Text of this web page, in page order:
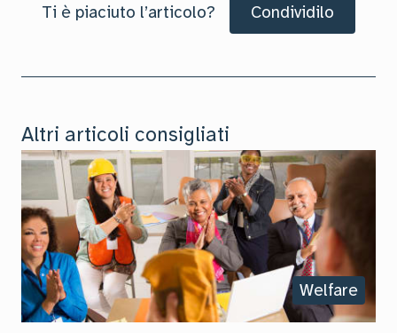
Ti è piaciuto l’articolo? Condividilo
Altri articoli consigliati
Welfare